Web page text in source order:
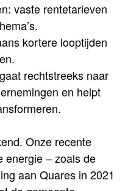
vaste rentetarieven
kortere looptijden
rechtstreeks naar
en helpt
Onze recente
energie – zoals de
aan Quares in 2021